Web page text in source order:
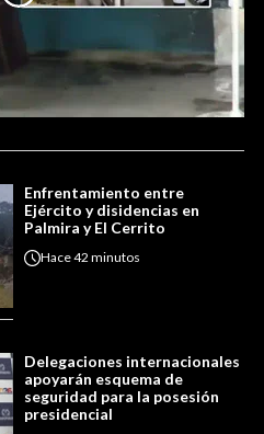
Enfrentamiento entre
Ejército y disidencias en
Palmira y El Cerrito
Hace42 minutos
Delegaciones internacionales
apoyarán esquema de
seguridad para la posesión
presidencial